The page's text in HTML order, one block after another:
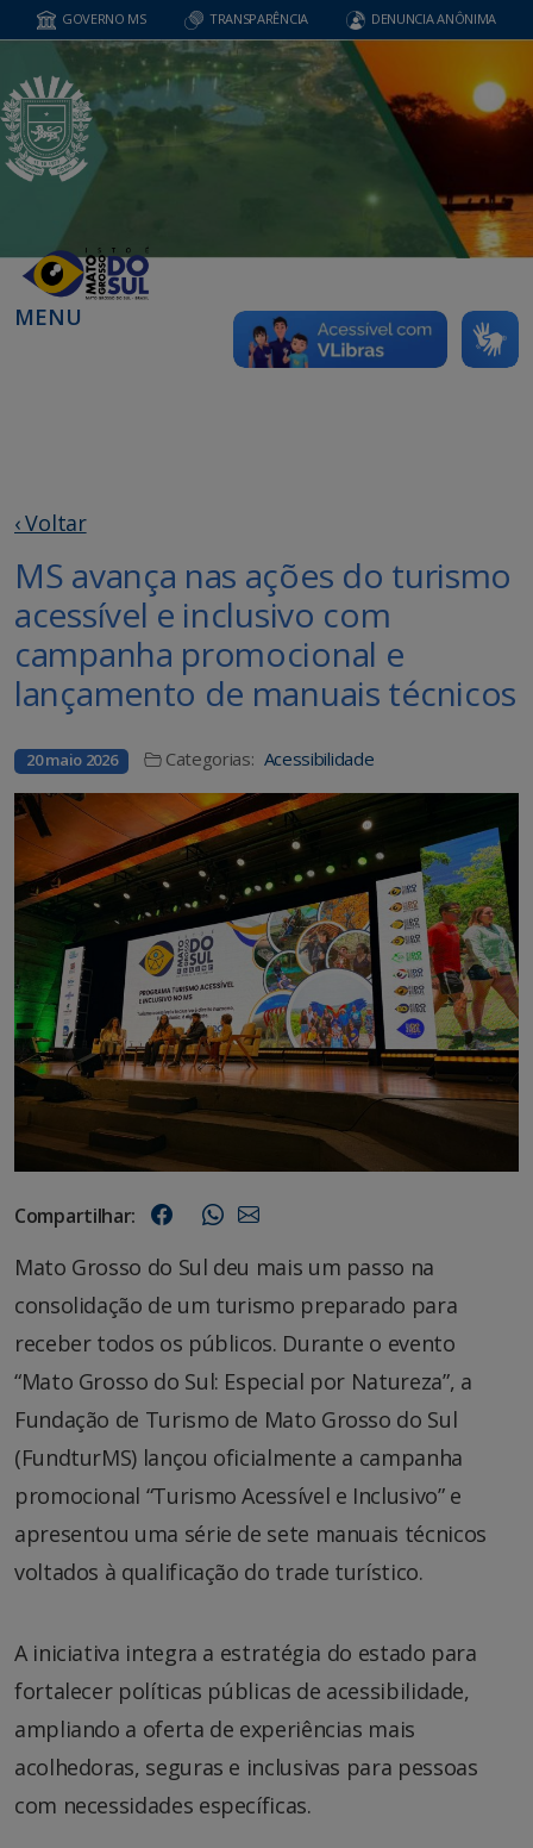
GOVERNO MS TRANSPARÊNCIA DENUNCIA ANÔNIMA
MENU
‹ Voltar
MS avança nas ações do turismo
acessível e inclusivo com
campanha promocional e
lançamento de manuais técnicos
20 maio 2026 Categorias: Acessibilidade
Compartilhar:
Mato Grosso do Sul deu mais um passo na
consolidação de um turismo preparado para
receber todos os públicos. Durante o evento
“Mato Grosso do Sul: Especial por Natureza”, a
Fundação de Turismo de Mato Grosso do Sul
(FundturMS) lançou oficialmente a campanha
promocional “Turismo Acessível e Inclusivo” e
apresentou uma série de sete manuais técnicos
voltados à qualificação do trade turístico.
A iniciativa integra a estratégia do estado para
fortalecer políticas públicas de acessibilidade,
ampliando a oferta de experiências mais
acolhedoras, seguras e inclusivas para pessoas
com necessidades específicas.